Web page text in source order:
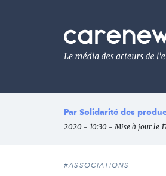
Le
média
de
l'engagement
Par Solidarité des
2020 - 10:30 - Mise à jour le
#ASSOCIATIONS